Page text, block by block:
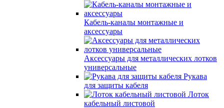
Кабель-каналы монтажные и
аксессуары
Аксессуары для металлических лотков
универсальные
Рукава
для защиты кабеля
Лоток
кабельный листовой